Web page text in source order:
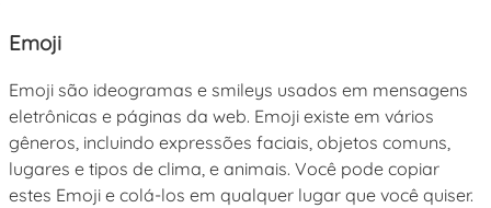
Emoji
Emoji são ideogramas e smileys usados em mensagens
eletrônicas e páginas da web. Emoji existe em vários
gêneros, incluindo expressões faciais, objetos comuns,
lugares e tipos de clima, e animais. Você pode copiar
estes Emoji e colá-los em qualquer lugar que você quiser.